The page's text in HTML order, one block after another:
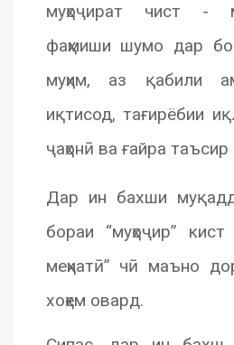
муҳоҷират чист -
фаҳмиши шумо дар
муҳим, аз қабили
иқтисод, тағирёбии
ҷаҳонӣ ва ғайра
Дар ин бахши
бораи “муҳоҷир” кист
меҳнатӣ” чӣ маъно
хоҳем овард.